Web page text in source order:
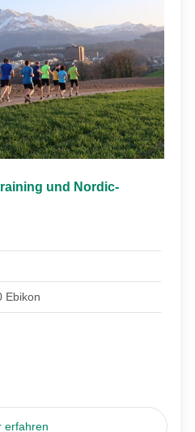
und Nordic-
Ebikon
erfahren